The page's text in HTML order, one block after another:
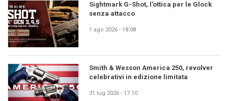
Sightmark G-Shot, l'ottica per le Glock
senza attacco
1 ago 2026 - 18:08
Smith & Wesson America 250, revolver
celebrativi in edizione limitata
31 lug 2026 - 17:10